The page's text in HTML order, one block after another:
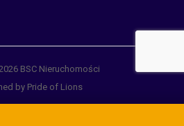
BSC Nieruchomości
by Pride of Lions